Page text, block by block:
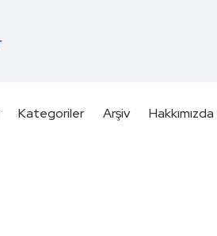
Kategoriler Arşiv Hakkımızda